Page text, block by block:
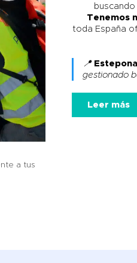
a tus
Tenemos
toda España
📍 Estepona
gestionado
Leer más